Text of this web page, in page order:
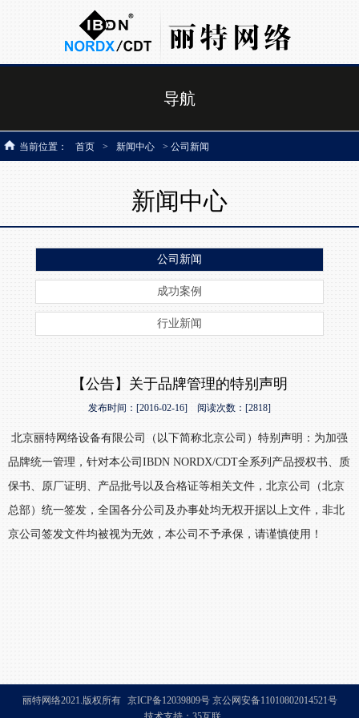
导航
当前位置： 首页 > 新闻中心 > 公司新闻
新闻中心
公司新闻
成功案例
行业新闻
【公告】关于品牌管理的特别声明
发布时间：[2016-02-16] 阅读次数：[2818]
北京丽特网络设备有限公司（以下简称北京公司）特别声明：为加强
品牌统一管理，针对本公司IBDN NORDX/CDT全系列产品授权书、质
保书、原厂证明、产品批号以及合格证等相关文件，北京公司（北京
总部）统一签发，全国各分公司及办事处均无权开据以上文件，非北
京公司签发文件均被视为无效，本公司不予承保，请谨慎使用！
丽特网络2021.版权所有 京ICP备12039809号京公网安备11010802014521号